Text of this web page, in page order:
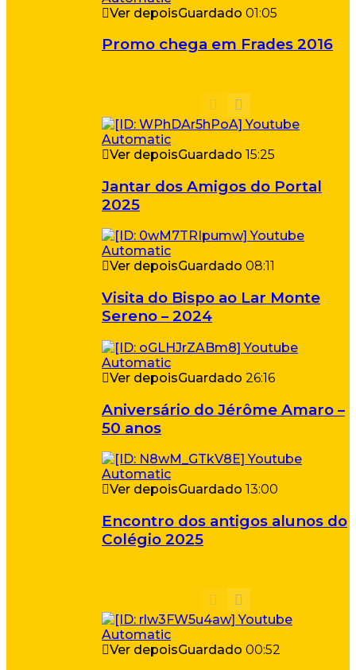
Ver depoisGuardado 01:05
Promo chega em Frades 2016
Ver depoisGuardado 15:25
Jantar dos Amigos do Portal
2025
Ver depoisGuardado 08:11
Visita do Bispo ao Lar Monte
Sereno – 2024
Ver depoisGuardado 26:16
Aniversário do Jérôme Amaro –
50 anos
Ver depoisGuardado 13:00
Encontro dos antigos alunos do
Colégio 2025
Ver depoisGuardado 00:52